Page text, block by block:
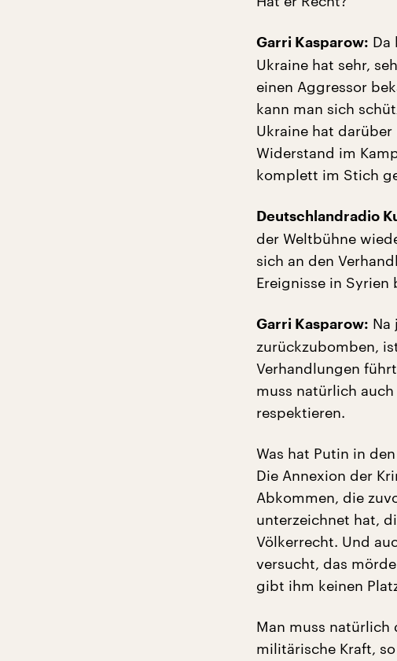
Garri Kasparow: Da
Ukraine hat sehr,
einen Aggressor
kann man sich
Ukraine hat
Widerstand im
komplett im Stich
Deutschlandradio
der Weltbühne
sich an den
Ereignisse in Syrien
Garri Kasparow: Na
zurückzubomben,
Verhandlungen
muss natürlich
respektieren.
Was hat Putin in
Die Annexion der
Abkommen, die
unterzeichnet hat,
Völkerrecht. Und
versucht, das
gibt ihm keinen
Man muss natürlich
militärische Kraft,